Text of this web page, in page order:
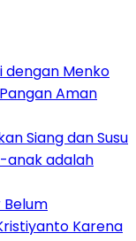
dengan Menko
Aman
Siang dan Susu
anak adalah
Belum
Karena